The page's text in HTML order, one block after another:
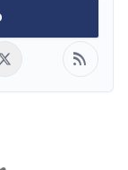
rss_feed